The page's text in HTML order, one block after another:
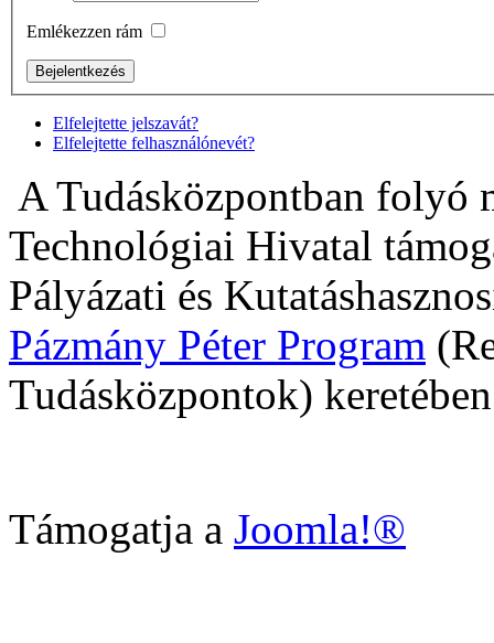
Emlékezzen rám
Elfelejtette jelszavát?
Elfelejtette felhasználónevét?
A Tudásközpontban folyó
Technológiai Hivatal
Pályázati és
Pázmány Péter Program
Tudásközpontok)
Támogatja a Joomla!®